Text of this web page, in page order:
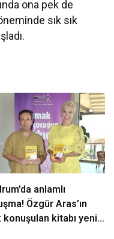
ona pek de
sık sık
anlamlı
Özgür Aras’ın
konuşulan kitabı yeni